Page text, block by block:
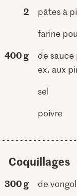
2
pâtes à
farine
400 g
de sauce
ex. aux
sel
poivre
Coquillages
300 g de